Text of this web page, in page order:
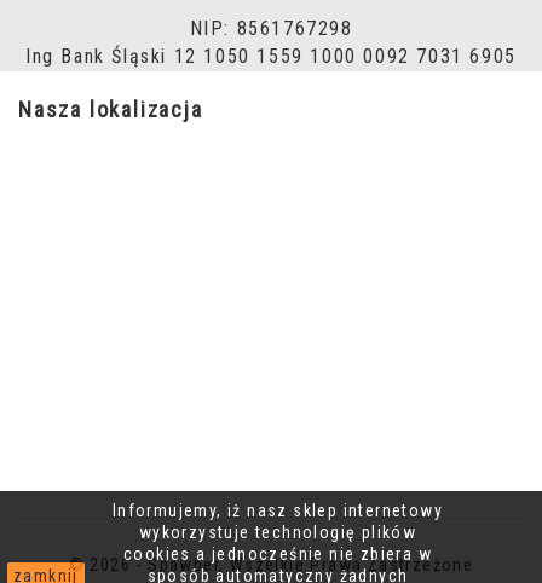
zamknij
Informujemy, iż nasz sklep internetowy
wykorzystuje technologię plików
cookies a jednocześnie nie zbiera w
sposób automatyczny żadnych
NIP: 8561767298
Ing Bank Śląski 12 1050 1559 1000 0092 7031 6905
Nasza lokalizacja
© 2026 - Spawber, Wszelkie Prawa Zastrzeżone